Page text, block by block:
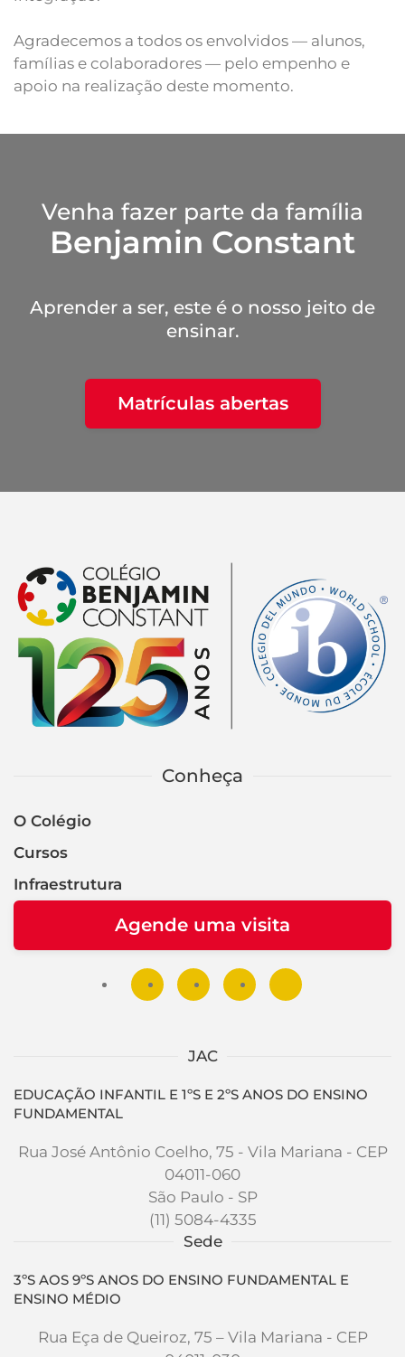
Agradecemos a todos os envolvidos — alunos,
famílias e colaboradores — pelo empenho e
apoio na realização deste momento.
Venha fazer parte da família
Benjamin Constant
Aprender a ser, este é o nosso jeito de
ensinar.
Matrículas abertas
Conheça
O Colégio
Cursos
Infraestrutura
Agende uma visita
JAC
EDUCAÇÃO INFANTIL E 1ºS E 2ºS ANOS DO ENSINO
FUNDAMENTAL
Rua José Antônio Coelho, 75 - Vila Mariana - CEP
04011-060
São Paulo - SP
(11) 5084-4335
Sede
3ºS AOS 9ºS ANOS DO ENSINO FUNDAMENTAL E
ENSINO MÉDIO
Rua Eça de Queiroz, 75 – Vila Mariana - CEP